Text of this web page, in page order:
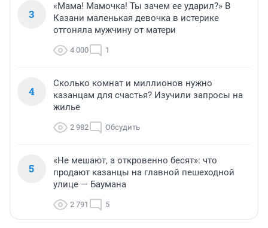
3
«Мама! Мамочка! Ты зачем ее ударил?» В
Казани маленькая девочка в истерике
отгоняла мужчину от матери
4 000 1
4
Сколько комнат и миллионов нужно
казанцам для счастья? Изучили запросы на
жилье
2 982 Обсудить
5
«Не мешают, а откровенно бесят»: что
продают казанцы на главной пешеходной
улице — Баумана
2 791 5